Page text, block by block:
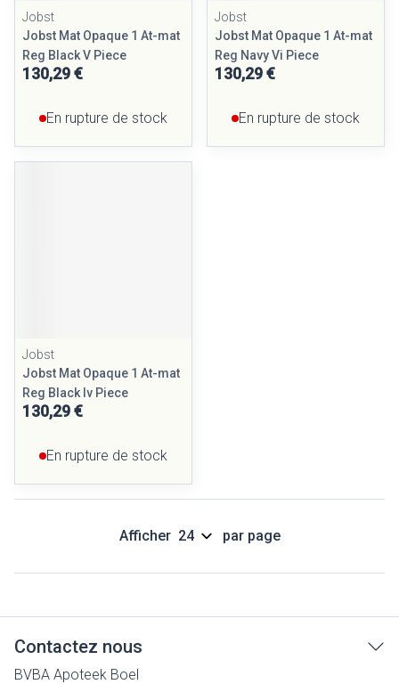
Jobst
Jobst Mat Opaque 1 At-mat
Reg Black V Piece
130,29 €
En rupture de stock
Jobst
Jobst Mat Opaque 1 At-mat
Reg Navy Vi Piece
130,29 €
En rupture de stock
Jobst
Jobst Mat Opaque 1 At-mat
Reg Black Iv Piece
130,29 €
En rupture de stock
Afficher par page
Contactez nous
BVBA Apoteek Boel